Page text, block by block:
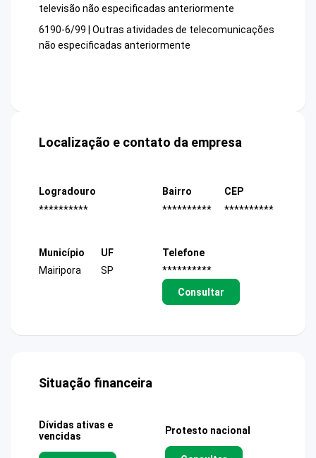
televisão não especificadas anteriormente
6190-6/99 | Outras atividades de telecomunicações
não especificadas anteriormente
Localização e contato da empresa
Logradouro
**********
Bairro
**********
CEP
**********
Município
Mairipora
UF
SP
Telefone
**********
Consultar
Situação financeira
Dívidas ativas e
vencidas
Protesto nacional